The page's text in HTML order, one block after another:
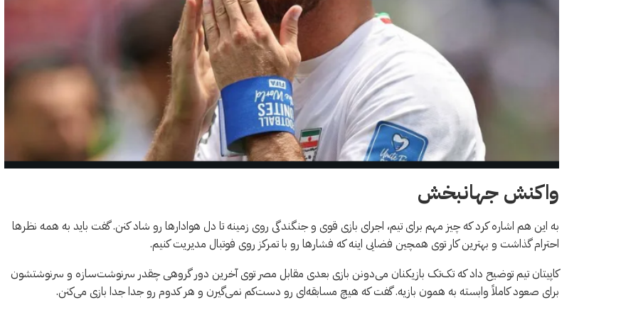
واکنش جهانبخش
به این هم اشاره کرد که چیز مهم برای تیم، اجرای بازی قوی و جنگندگی روی زمینه تا دل هوادارها رو شاد کنن. گفت باید به همه نظرها
احترام گذاشت و بهترین کار توی همچین فضایی اینه که فشارها رو با تمرکز روی فوتبال مدیریت کنیم.
کاپیتان تیم توضیح داد که تک‌تک بازیکنان می‌دونن بازی بعدی مقابل مصر توی آخرین دور گروهی چقدر سرنوشت‌سازه و سرنوشتشون
برای صعود کاملاً وابسته به همون بازیه. گفت که هیچ مسابقه‌ای رو دست‌کم نمی‌گیرن و هر کدوم رو جدا جدا بازی می‌کنن.